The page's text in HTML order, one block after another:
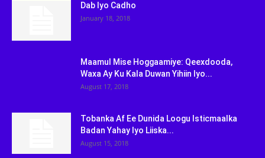
Dab Iyo Cadho
January 18, 2018
Maamul Mise Hoggaamiye: Qeexdooda,
Waxa Ay Ku Kala Duwan Yihiin Iyo...
August 17, 2018
Tobanka Af Ee Dunida Loogu Isticmaalka
Badan Yahay Iyo Liiska...
August 15, 2018